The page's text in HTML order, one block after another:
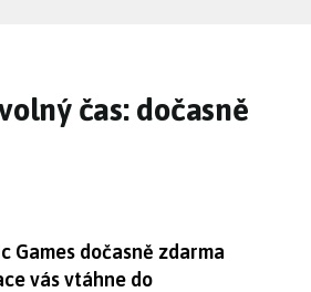
čas: dočasně
Games dočasně zdarma
vás vtáhne do